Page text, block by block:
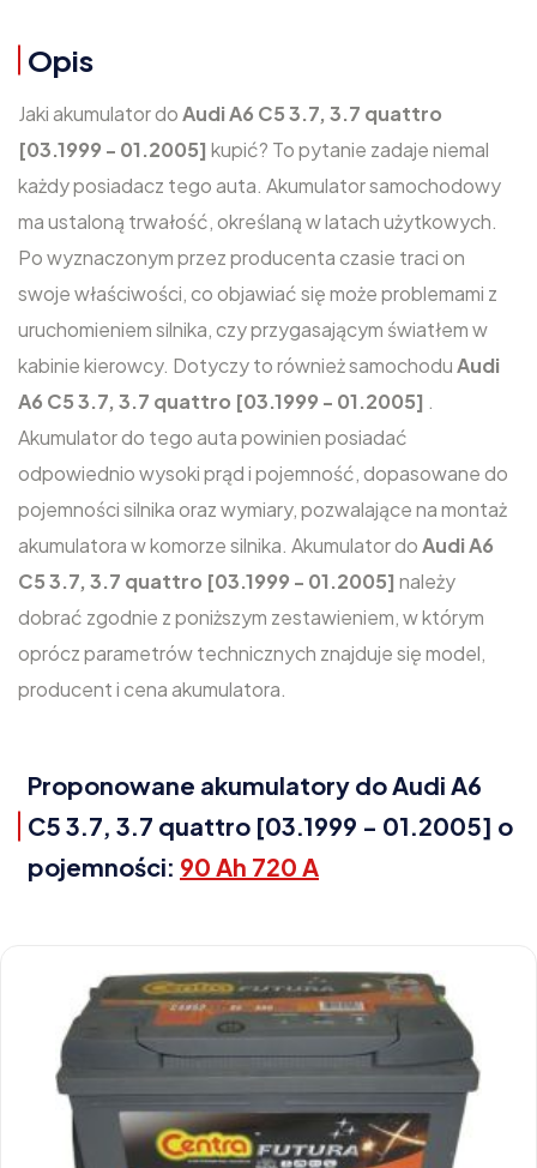
Opis
Jaki akumulator doAudi A6 C5 3.7, 3.7 quattro
[03.1999 - 01.2005] kupić? To pytanie zadaje niemal
każdy posiadacz tego auta. Akumulator samochodowy
ma ustaloną trwałość, określaną w latach użytkowych.
Po wyznaczonym przez producenta czasie traci on
swoje właściwości, co objawiać się może problemami z
uruchomieniem silnika, czy przygasającym światłem w
kabinie kierowcy. Dotyczy to również samochoduAudi
A6 C5 3.7, 3.7 quattro [03.1999 - 01.2005] .
Akumulator do tego auta powinien posiadać
odpowiednio wysoki prąd i pojemność, dopasowane do
pojemności silnika oraz wymiary, pozwalające na montaż
akumulatora w komorze silnika. Akumulator doAudi A6
C5 3.7, 3.7 quattro [03.1999 - 01.2005] należy
dobrać zgodnie z poniższym zestawieniem, w którym
oprócz parametrów technicznych znajduje się model,
producent i cena akumulatora.
Proponowane akumulatory do Audi A6
C5 3.7, 3.7 quattro [03.1999 - 01.2005] o
pojemności: 90 Ah 720 A